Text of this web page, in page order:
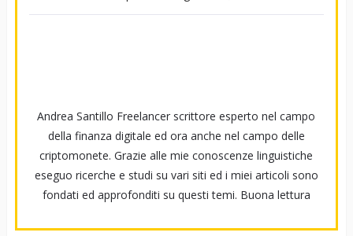
Andrea Santillo Freelancer scrittore esperto nel campo
della finanza digitale ed ora anche nel campo delle
criptomonete. Grazie alle mie conoscenze linguistiche
eseguo ricerche e studi su vari siti ed i miei articoli sono
fondati ed approfonditi su questi temi. Buona lettura